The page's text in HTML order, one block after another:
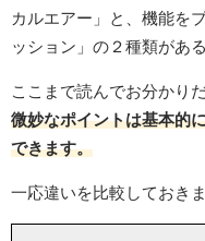
カルエアー」と、機能を
ッション」の２種類があ
ここまで読んでお分かり
微妙なポイントは基本的
できます。
一応違いを比較しておき